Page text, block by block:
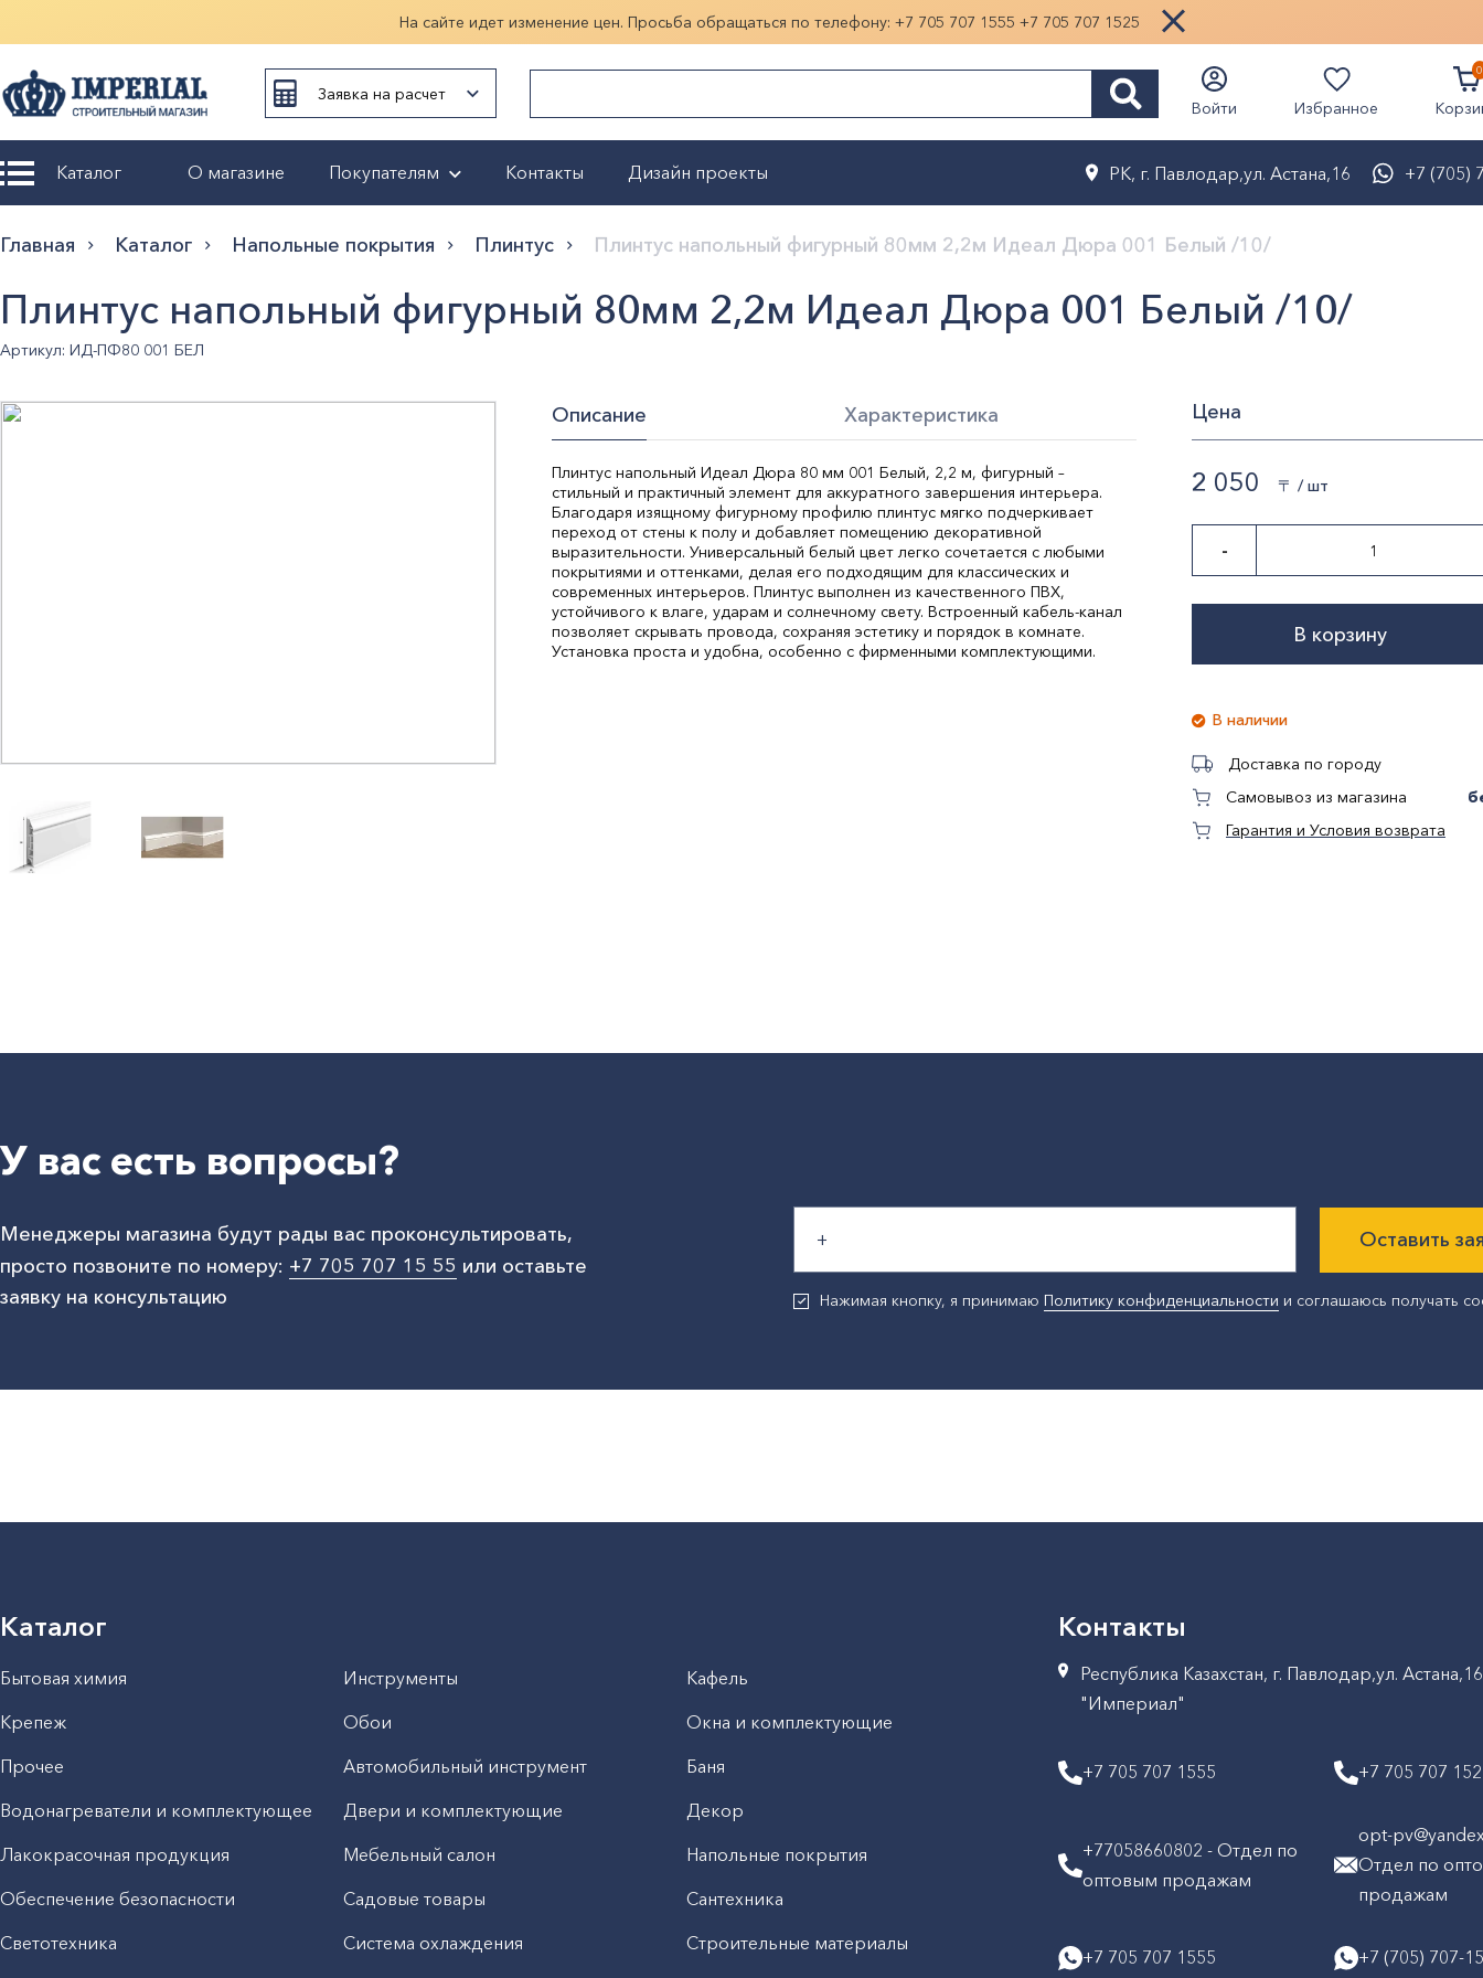
На сайте идет изменение цен. Просьба обращаться по телефону: +7 705 707 1555 +7 705 707 1525
Заявка на расчет
Показать больше
Войти Избранное
0
Каталог О магазине Покупателям
обмен
Гарантия
Контакты Дизайн проекты РК, г. Павлодар,ул. Астана,16 +7 (705)
Главная Каталог Напольные покрытия Плинтус Плинтус напольный фигурный 80мм 2,2м Идеал Дюра 001 Белый /10/
Плинтус напольный фигурный 80мм 2,2м Идеал Дюра 001 Белый /10/
Артикул: ИД-ПФ80 001 БЕЛ
Описание Характеристика
Плинтус напольный Идеал Дюра 80 мм 001 Белый, 2,2 м, фигурный –
стильный и практичный элемент для аккуратного завершения интерьера.
Благодаря изящному фигурному профилю плинтус мягко подчеркивает
переход от стены к полу и добавляет помещению декоративной
выразительности. Универсальный белый цвет легко сочетается с любыми
покрытиями и оттенками, делая его подходящим для классических и
современных интерьеров. Плинтус выполнен из качественного ПВХ,
устойчивого к влаге, ударам и солнечному свету. Встроенный кабель-канал
позволяет скрывать провода, сохраняя эстетику и порядок в комнате.
Установка проста и удобна, особенно с фирменными комплектующими.
Цена
2 050 〒 / шт
-
В корзину
В наличии
Доставка по городу
Самовывоз из магазина
Гарантия и Условия возврата
У вас есть вопросы?
Менеджеры магазина будут рады вас проконсультировать,
просто позвоните по номеру: +7 705 707 15 55 или оставьте
заявку на консультацию
Оставить
Нажимая кнопку, я принимаюПолитику конфиденциальности и соглашаюсь получать
Каталог
Бытовая химия Инструменты
Кафель
Крепеж
Обои
Окна и комплектующие
Прочее
Автомобильный инструмент
Баня
Водонагреватели и комплектующее
Двери и комплектующие
Декор
Лакокрасочная продукция
Мебельный салон
Напольные покрытия
Обеспечение безопасности
Садовые товары
Сантехника
Светотехника
Система охлаждения
Строительные материалы
Контакты
Республика Казахстан, г. Павлодар,ул.
"Империал"
+7 705 707 1555 +7 705 707
+77058660802 - Отдел по
оптовым продажам
opt-
Отдел по
продажам
+7 705 707 1555 +7 (705) 707-